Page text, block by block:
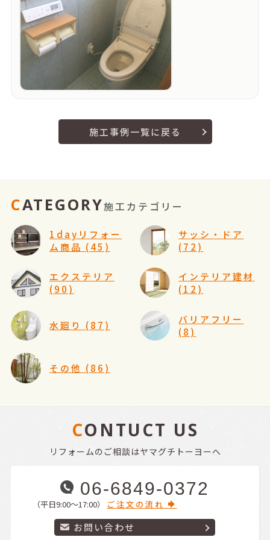
施工事例一覧に戻る
CATEGORY施工カテゴリー
1dayリフォー
ム商品 (45)
サッシ・ドア
(72)
エクステリア
(90)
インテリア建材
(12)
水廻り (87)
バリアフリー
(8)
その他 (86)
CONTUCT US
リフォームのご相談はヤマグチトーヨーへ
06-6849-0372
（平日9:00〜17:00） ご注文の流れ
お問い合わせ